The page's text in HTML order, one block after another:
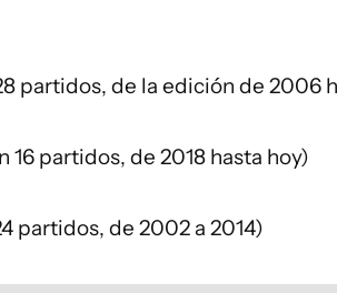
partidos, de la edición de 2006
16 partidos, de 2018 hasta hoy)
partidos, de 2002 a 2014)